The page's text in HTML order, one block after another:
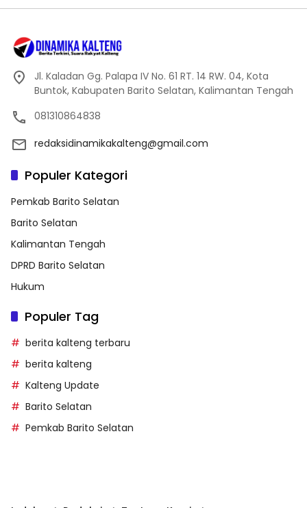
Jl. Kaladan Gg. Palapa IV No. 61 RT. 14 RW. 04, Kota
Buntok, Kabupaten Barito Selatan, Kalimantan Tengah
081310864838
redaksidinamikakalteng@gmail.com
Populer Kategori
Pemkab Barito Selatan
Barito Selatan
Kalimantan Tengah
DPRD Barito Selatan
Hukum
Populer Tag
berita kalteng terbaru
berita kalteng
Kalteng Update
Barito Selatan
Pemkab Barito Selatan